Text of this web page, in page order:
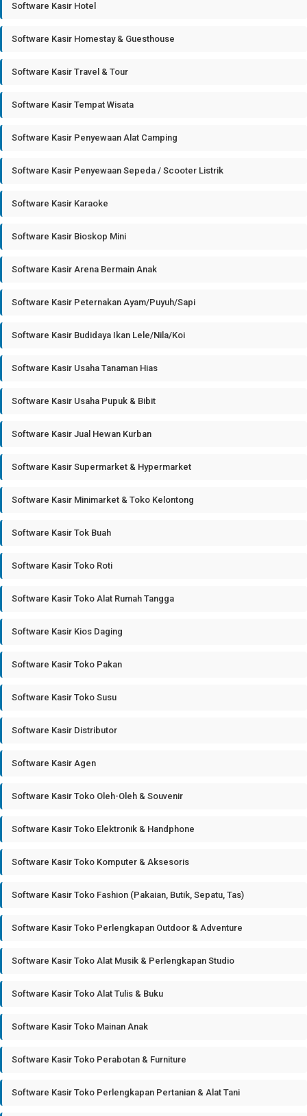
Software Kasir Hotel
Software Kasir Homestay & Guesthouse
Software Kasir Travel & Tour
Software Kasir Tempat Wisata
Software Kasir Penyewaan Alat Camping
Software Kasir Penyewaan Sepeda / Scooter Listrik
Software Kasir Karaoke
Software Kasir Bioskop Mini
Software Kasir Arena Bermain Anak
Software Kasir Peternakan Ayam/Puyuh/Sapi
Software Kasir Budidaya Ikan Lele/Nila/Koi
Software Kasir Usaha Tanaman Hias
Software Kasir Usaha Pupuk & Bibit
Software Kasir Jual Hewan Kurban
Software Kasir Supermarket & Hypermarket
Software Kasir Minimarket & Toko Kelontong
Software Kasir Tok Buah
Software Kasir Toko Roti
Software Kasir Toko Alat Rumah Tangga
Software Kasir Kios Daging
Software Kasir Toko Pakan
Software Kasir Toko Susu
Software Kasir Distributor
Software Kasir Agen
Software Kasir Toko Oleh-Oleh & Souvenir
Software Kasir Toko Elektronik & Handphone
Software Kasir Toko Komputer & Aksesoris
Software Kasir Toko Fashion (Pakaian, Butik, Sepatu, Tas)
Software Kasir Toko Perlengkapan Outdoor & Adventure
Software Kasir Toko Alat Musik & Perlengkapan Studio
Software Kasir Toko Alat Tulis & Buku
Software Kasir Toko Mainan Anak
Software Kasir Toko Perabotan & Furniture
Software Kasir Toko Perlengkapan Pertanian & Alat Tani